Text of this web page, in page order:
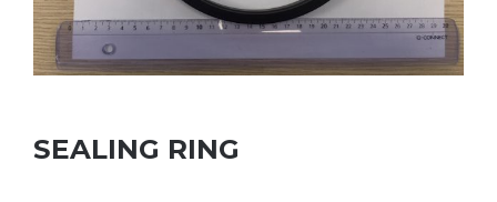
SEALING RING